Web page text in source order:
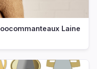
Laine